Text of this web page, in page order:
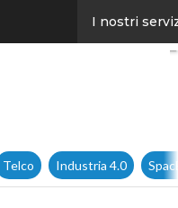
I nostri
Telco Industria 4.0